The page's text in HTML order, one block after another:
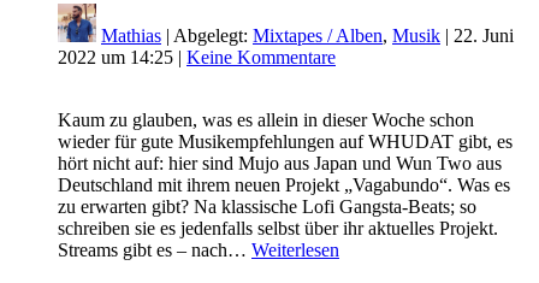
Mathias | Abgelegt: Mixtapes / Alben, Musik | 22. Juni
2022 um 14:25 | Keine Kommentare
Kaum zu glauben, was es allein in dieser Woche schon
wieder für gute Musikempfehlungen auf WHUDAT gibt, es
hört nicht auf: hier sind Mujo aus Japan und Wun Two aus
Deutschland mit ihrem neuen Projekt „Vagabundo“. Was es
zu erwarten gibt? Na klassische Lofi Gangsta-Beats; so
schreiben sie es jedenfalls selbst über ihr aktuelles Projekt.
Streams gibt es – nach… Weiterlesen